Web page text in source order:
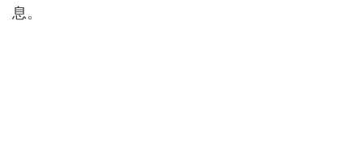
息。